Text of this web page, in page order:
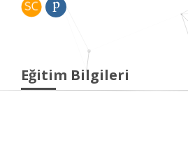
Eğitim Bilgileri